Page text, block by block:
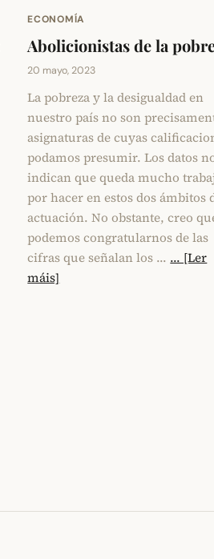
ECONOMÍA
Abolicionistas de la
20 mayo, 2023
La pobreza y la desigualdad en
nuestro país no son
asignaturas de cuyas
podamos presumir. Los datos
indican que queda mucho
por hacer en estos dos ámbitos
actuación. No obstante, creo
podemos congratularnos de las
cifras que señalan los … ... [Ler
máis]